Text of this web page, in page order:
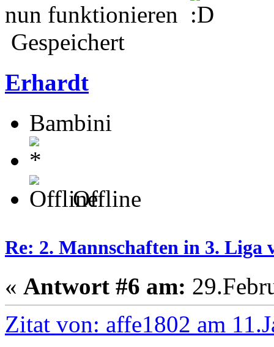
nun funktionieren
Gespeichert
Erhardt
Bambini
Offline
Re: 2. Mannschaften in 3. Liga
« Antwort #6 am:
Zitat von: affe1802 am